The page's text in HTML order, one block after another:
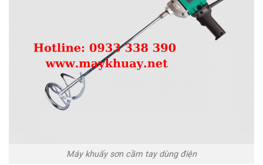
Máy khuấy sơn cầm tay dùng điện